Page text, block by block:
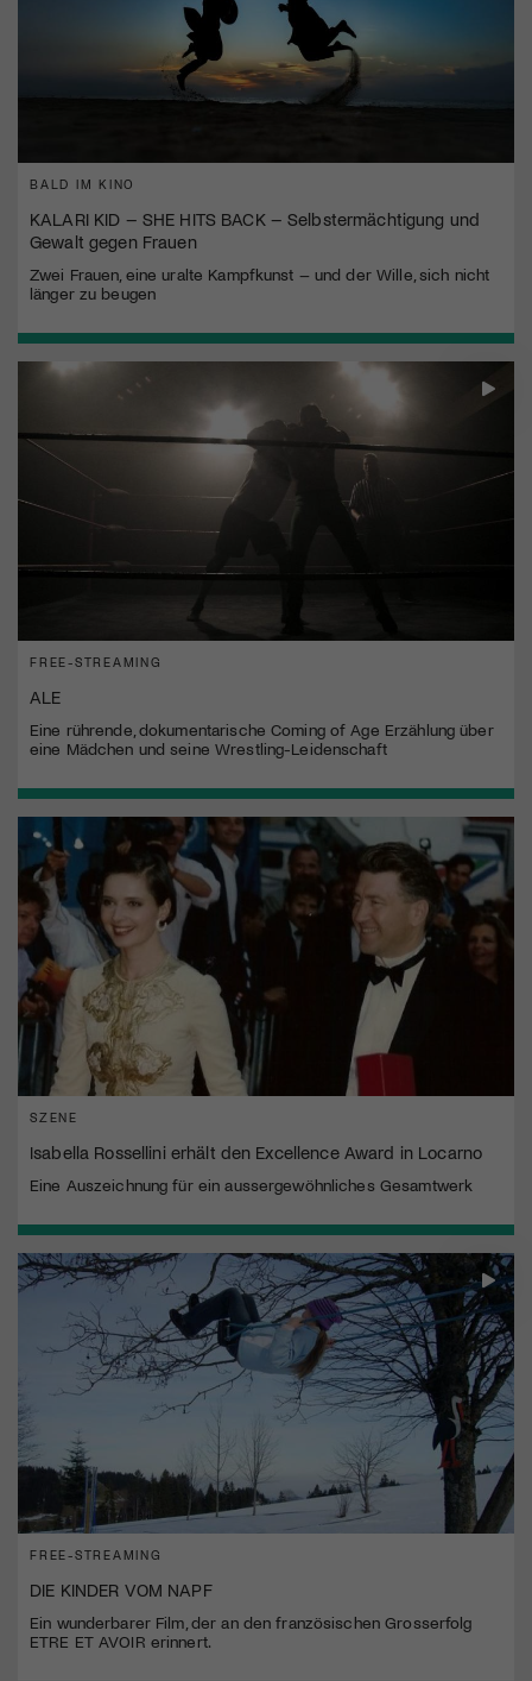
BALD IM KINO
KALARI KID – SHE HITS BACK – Selbstermächtigung und
Gewalt gegen Frauen
Zwei Frauen, eine uralte Kampfkunst – und der Wille, sich nicht
länger zu beugen
FREE-STREAMING
ALE
Eine rührende, dokumentarische Coming of Age Erzählung über
eine Mädchen und seine Wrestling-Leidenschaft
SZENE
Isabella Rossellini erhält den Excellence Award in Locarno
Eine Auszeichnung für ein aussergewöhnliches Gesamtwerk
FREE-STREAMING
DIE KINDER VOM NAPF
Ein wunderbarer Film, der an den französischen Grosserfolg
ETRE ET AVOIR erinnert.